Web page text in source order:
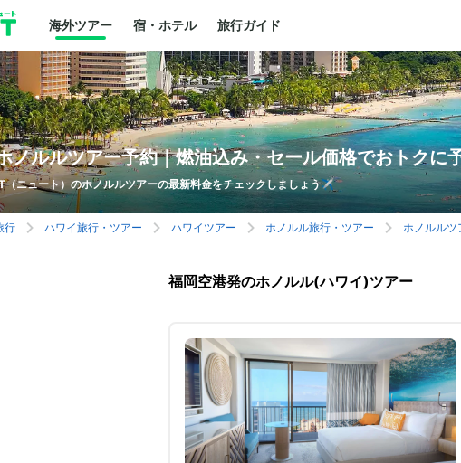
海外ツアー 宿・ホテル 旅行ガイド
ノルルツアー予約｜燃油込み・セール価格でおトク
（ニュート）のホノルルツアーの最新料金をチェックしましょう✈️
行 ハワイ旅行・ツアー ハワイツアー ホノルル旅行・ツアー ホノルルツ
福岡空港発のホノルル(ハワイ)ツアー